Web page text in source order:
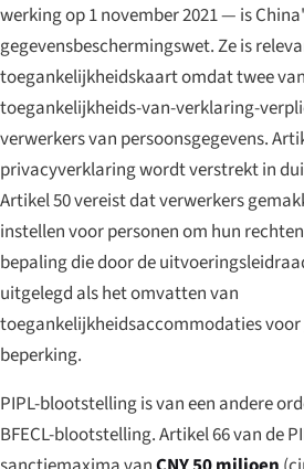
werking op 1 november 2021 — is
gegevensbeschermingswet. Ze is
toegankelijkheidskaart omdat twee
toegankelijkheids-van-verklaring-
verwerkers van persoonsgegevens.
privacyverklaring wordt verstrekt in
Artikel 50 vereist dat verwerkers
instellen voor personen om hun
bepaling die door de
uitgelegd als het omvatten van
toegankelijkheidsaccommodaties voor
beperking.
PIPL-blootstelling is van een andere
BFECL-blootstelling. Artikel 66 van de